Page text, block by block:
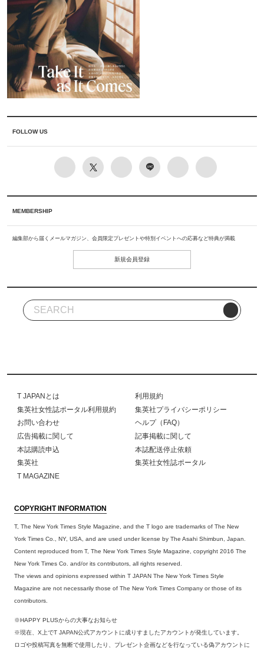
FOLLOW US
MEMBERSHIP
編集部から届くメールマガジン、会員限定プレゼントや特別イベントへの応募など特典が満載
新規会員登録
T JAPANとは
利用規約
集英社女性誌ポータル利用規約
集英社プライバシーポリシー
お問い合わせ
ヘルプ（FAQ）
広告掲載に関して
記事掲載に関して
本誌購読申込
本誌配送停止依頼
集英社
集英社女性誌ポータル
T MAGAZINE
COPYRIGHT INFORMATION
T, The New York Times Style Magazine, and the T logo are trademarks of The New
York Times Co., NY, USA, and are used under license by The Asahi Shimbun, Japan.
Content reproduced from T, The New York Times Style Magazine, copyright 2016 The
New York Times Co. and/or its contributors, all rights reserved.
The views and opinions expressed within T JAPAN The New York Times Style
Magazine are not necessarily those of The New York Times Company or those of its
contributors.
※HAPPY PLUSからの大事なお知らせ
※現在、X上でT JAPAN公式アカウントに成りすましたアカウントが発生しています。
ロゴや投稿写真を無断で使用したり、プレゼント企画などを行なっている偽アカウントに